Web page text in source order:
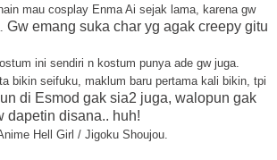
mau cosplay Enma Ai sejak lama, karena gw
Gw emang suka char yg agak creepy gitu
ini sendiri n kostum punya ade gw juga.
bikin seifuku, maklum baru pertama kali bikin, tpi
di Esmod gak sia2 juga, walopun gak
dapetin disana.. huh!
Hell Girl / Jigoku Shoujou.